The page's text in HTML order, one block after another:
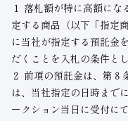
１ 落札額が特に高額に
定する商品（以下「指定
に当社が指定する預託金
だくことを入札の条件とし
２ 前項の預託金は、第
は、当社指定の日時まで
ークション当日に受付に